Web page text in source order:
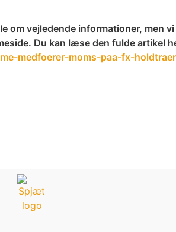
om vejledende informationer, men
Du kan læse den fulde artikel
medfoerer-moms-paa-fx-